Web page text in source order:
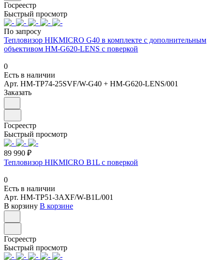
Госреестр
Быстрый просмотр
По запросу
Тепловизор HIKMICRO G40 в комплекте с дополнительным
объективом HM-G620-LENS с поверкой
0
Есть в наличии
Арт. HM-TP74-25SVF/W-G40 + HM-G620-LENS/001
Заказать
Госреестр
Быстрый просмотр
89 990 ₽
Тепловизор HIKMICRO B1L с поверкой
0
Есть в наличии
Арт. HM-TP51-3AXF/W-B1L/001
В корзину В корзине
Госреестр
Быстрый просмотр